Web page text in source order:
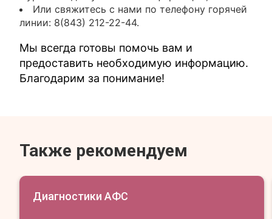
Или свяжитесь с нами по телефону горячей
линии: 8(843) 212-22-44.
Мы всегда готовы помочь вам и
предоставить необходимую информацию.
Благодарим за понимание!
Также рекомендуем
Диагностики АФС